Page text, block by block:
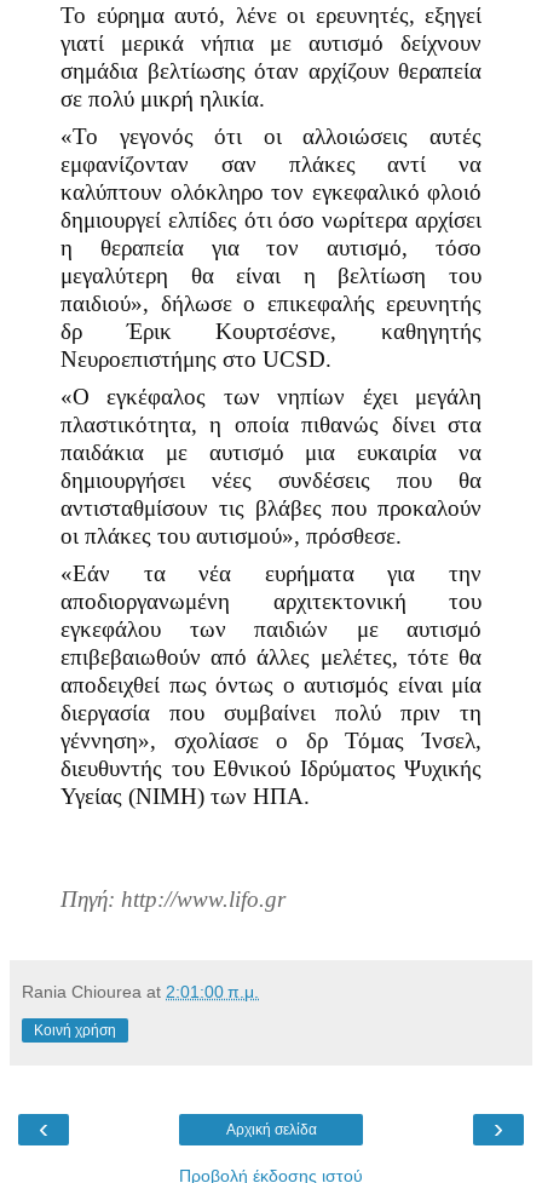
Το εύρημα αυτό, λένε οι ερευνητές, εξηγεί
γιατί μερικά νήπια με αυτισμό δείχνουν
σημάδια βελτίωσης όταν αρχίζουν θεραπεία
σε πολύ μικρή ηλικία.
«Το γεγονός ότι οι αλλοιώσεις αυτές
εμφανίζονταν σαν πλάκες αντί να
καλύπτουν ολόκληρο τον εγκεφαλικό φλοιό
δημιουργεί ελπίδες ότι όσο νωρίτερα αρχίσει
η θεραπεία για τον αυτισμό, τόσο
μεγαλύτερη θα είναι η βελτίωση του
παιδιού», δήλωσε ο επικεφαλής ερευνητής
δρ Έρικ Κουρτσέσνε, καθηγητής
Νευροεπιστήμης στο UCSD.
«Ο εγκέφαλος των νηπίων έχει μεγάλη
πλαστικότητα, η οποία πιθανώς δίνει στα
παιδάκια με αυτισμό μια ευκαιρία να
δημιουργήσει νέες συνδέσεις που θα
αντισταθμίσουν τις βλάβες που προκαλούν
οι πλάκες του αυτισμού», πρόσθεσε.
«Εάν τα νέα ευρήματα για την
αποδιοργανωμένη αρχιτεκτονική του
εγκεφάλου των παιδιών με αυτισμό
επιβεβαιωθούν από άλλες μελέτες, τότε θα
αποδειχθεί πως όντως ο αυτισμός είναι μία
διεργασία που συμβαίνει πολύ πριν τη
γέννηση», σχολίασε ο δρ Τόμας Ίνσελ,
διευθυντής του Εθνικού Ιδρύματος Ψυχικής
Υγείας (NIMH) των ΗΠΑ.
Πηγή: http://www.lifo.gr
Rania Chiourea at 2:01:00 π.μ.
Κοινή χρήση
‹ ›
Αρχική σελίδα
Προβολή έκδοσης ιστού